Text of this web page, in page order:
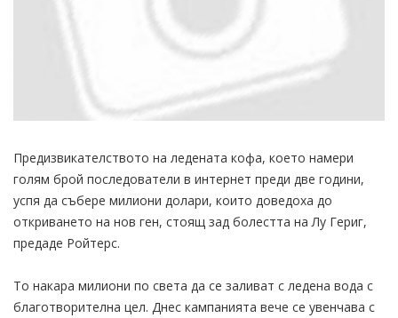
Предизвикателството на ледената кофа, което намери
голям брой последователи в интернет преди две години,
успя да събере милиони долари, които доведоха до
откриването на нов ген, стоящ зад болестта на Лу Гериг,
предаде Ройтерс.
То накара милиони по света да се заливат с ледена вода с
благотворителна цел. Днес кампанията вече се увенчава с